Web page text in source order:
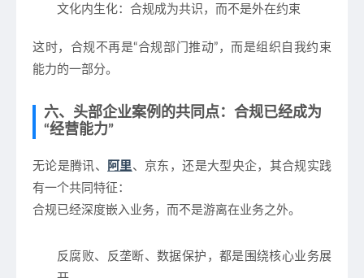
文化内生化：合规成为共识，而不是外在约束
这时，合规不再是“合规部门推动”，而是组织自我约束
能力的一部分。
六、头部企业案例的共同点：合规已经成为
“经营能力”
无论是腾讯、 阿里、京东，还是大型央企，其合规实践
有一个共同特征：
合规已经深度嵌入业务，而不是游离在业务之外。
反腐败、反垄断、数据保护，都是围绕核心业务展